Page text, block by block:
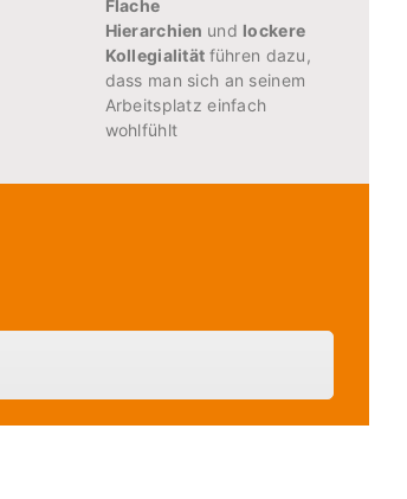
Flache
Hierarchien und lockere
Kollegialität führen dazu,
dass man sich an seinem
Arbeitsplatz einfach
wohlfühlt